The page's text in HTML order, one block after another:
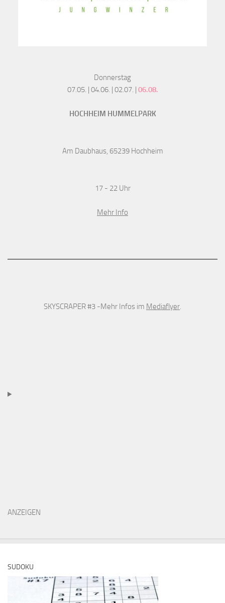
Donnerstag
07.05. | 04.06. | 02.07. | 06.08.
HOCHHEIM HUMMELPARK
Am Daubhaus, 65239 Hochheim
17 - 22 Uhr
Mehr Info
SKYSCRAPER #3 -Mehr Infos im Mediaflyer.
ANZEIGEN
SUDOKU